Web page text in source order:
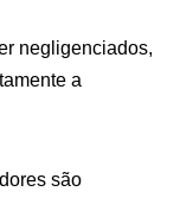
negligenciados,
a
são